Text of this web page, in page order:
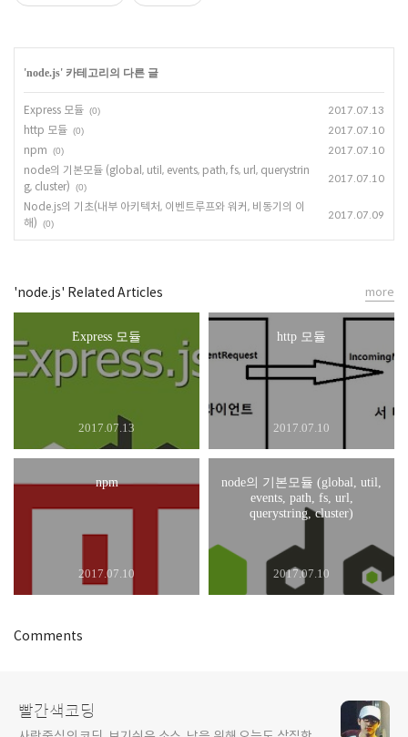
'node.js' 카테고리의 다른 글
Express 모듈 (0) 2017.07.13
http 모듈 (0) 2017.07.10
npm (0) 2017.07.10
node의 기본모듈 (global, util, events, path, fs, url, querystrin
g, cluster)
(0)
2017.07.10
Node.js의 기초(내부 아키텍처, 이벤트루프와 워커, 비동기의 이
해)
(0)
2017.07.09
'node.js' Related Articles
Express 모듈
2017.07.13
http 모듈
2017.07.10
npm
2017.07.10
node의 기본모듈 (global, util,
events, path, fs, url,
querystring, cluster)
2017.07.10
more
Comments
빨간색코딩